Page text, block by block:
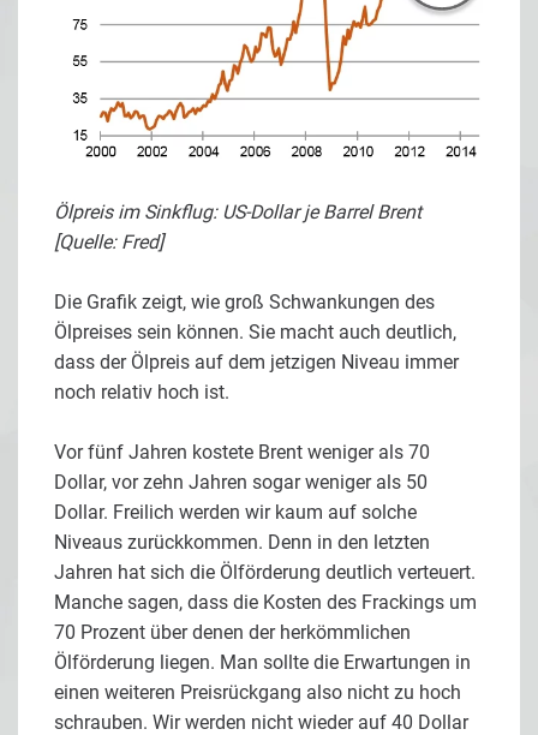
Ölpreis im Sinkflug: US-Dollar je Barrel Brent
[Quelle: Fred]
Die Grafik zeigt, wie groß Schwankungen des
Ölpreises sein können. Sie macht auch deutlich,
dass der Ölpreis auf dem jetzigen Niveau immer
noch relativ hoch ist.
Vor fünf Jahren kostete Brent weniger als 70
Dollar, vor zehn Jahren sogar weniger als 50
Dollar. Freilich werden wir kaum auf solche
Niveaus zurückkommen. Denn in den letzten
Jahren hat sich die Ölförderung deutlich verteuert.
Manche sagen, dass die Kosten des Frackings um
70 Prozent über denen der herkömmlichen
Ölförderung liegen. Man sollte die Erwartungen in
einen weiteren Preisrückgang also nicht zu hoch
schrauben. Wir werden nicht wieder auf 40 Dollar